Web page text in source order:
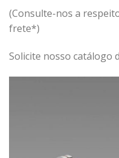
(Consulte-nos a
frete*)
Solicite nosso catálogo